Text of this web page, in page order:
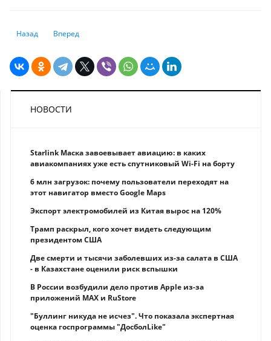
Предыдущий: Deutsche Bank сообщил о росте прибыли на фоне
Назад Следующий: Утечки данных и всплеск мошенничества:
Вперед
НОВОСТИ
Starlink Маска завоевывает авиацию: в каких
авиакомпаниях уже есть спутниковый Wi-Fi на борту
6 млн загрузок: почему пользователи переходят на
этот навигатор вместо Google Maps
Экспорт электромобилей из Китая вырос на 120%
Трамп раскрыл, кого хочет видеть следующим
президентом США
Две смерти и тысячи заболевших из-за салата в США
- в Казахстане оценили риск вспышки
В России возбудили дело против Apple из-за
приложений MAX и RuStore
"Буллинг никуда не исчез". Что показала экспертная
оценка госпрограммы "ДосболLike"